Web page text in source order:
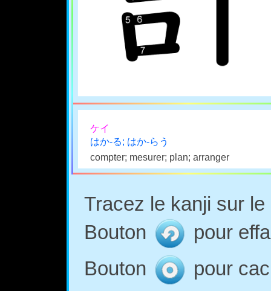
ケイ
はか-る; はか-らう
compter; mesurer; plan; arranger
Tracez le kanji sur
Bouton
pour
Bouton
pour